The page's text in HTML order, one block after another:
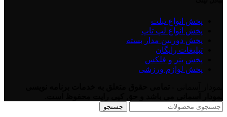
پخش انواع تبلت
پخش انواع لپ تاپ
پخش دوربین مدار بسته
تبلیغات رایگان
پخش بنر و فلکس
پخش لوازم ورزشی
جستجو